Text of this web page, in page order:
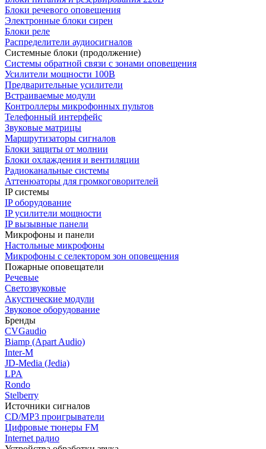
Блоки речевого оповещения
Электронные блоки сирен
Блоки реле
Распределители аудиосигналов
Системные блоки (продолжение)
Системы обратной связи с зонами оповещения
Усилители мощности 100В
Предварительные усилители
Встраиваемые модули
Контроллеры микрофонных пультов
Телефонный интерфейс
Звуковые матрицы
Маршрутизаторы сигналов
Блоки защиты от молнии
Блоки охлаждения и вентиляции
Радиоканальные системы
Аттенюаторы для громкоговорителей
IP системы
IP оборудование
IP усилители мощности
IP вызывные панели
Микрофоны и панели
Настольные микрофоны
Микрофоны с селектором зон оповещения
Пожарные оповещатели
Речевые
Светозвуковые
Акустические модули
Звуковое оборудование
Бренды
CVGaudio
Biamp (Apart Audio)
Inter-M
JD-Media (Jedia)
LPA
Rondo
Stelberry
Источники сигналов
CD/MP3 проигрыватели
Цифровые тюнеры FM
Internet радио